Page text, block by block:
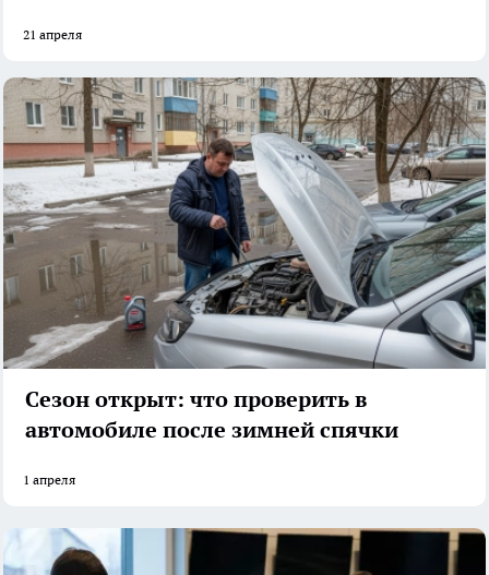
21 апреля
Сезон открыт: что проверить в
автомобиле после зимней спячки
1 апреля